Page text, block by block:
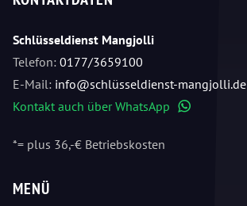
Schlüsseldienst Mangjolli
Telefon: 0177/3659100
E-Mail: info@schlüsseldienst-mangjolli.de
Kontakt auch über WhatsApp
*= plus 36,-€ Betriebskosten
MENÜ